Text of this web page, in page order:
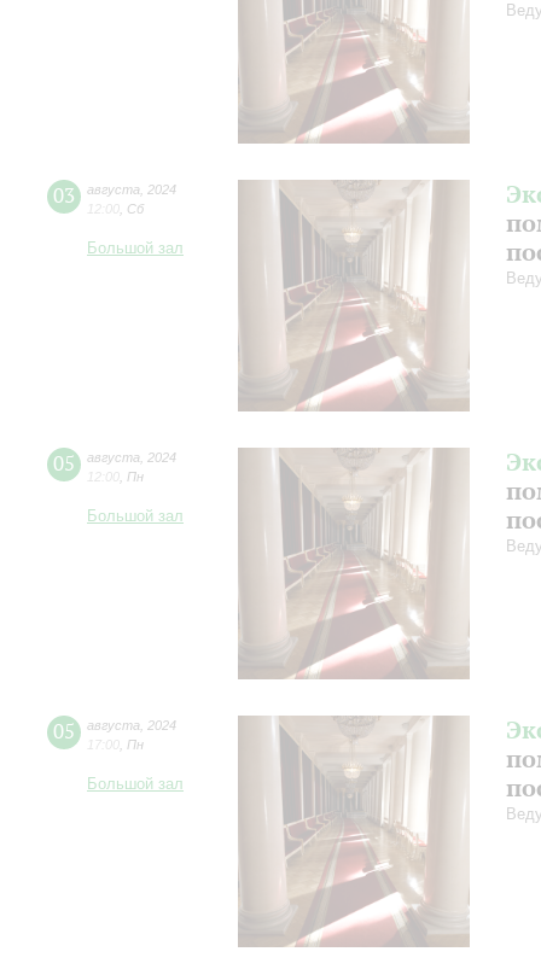
03 августа
2024
12:00 Сб
Большой зал
05 августа
2024
12:00 Пн
Большой зал
05 августа
2024
17:00 Пн
Большой зал